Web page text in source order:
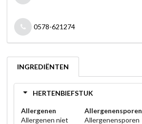
0578-621274
INGREDIËNTEN
HERTENBIEFSTUK
Allergenen
Allergenen niet
Allergenensporen
Allergenensporen